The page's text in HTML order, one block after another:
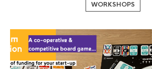
WORKSHOPS